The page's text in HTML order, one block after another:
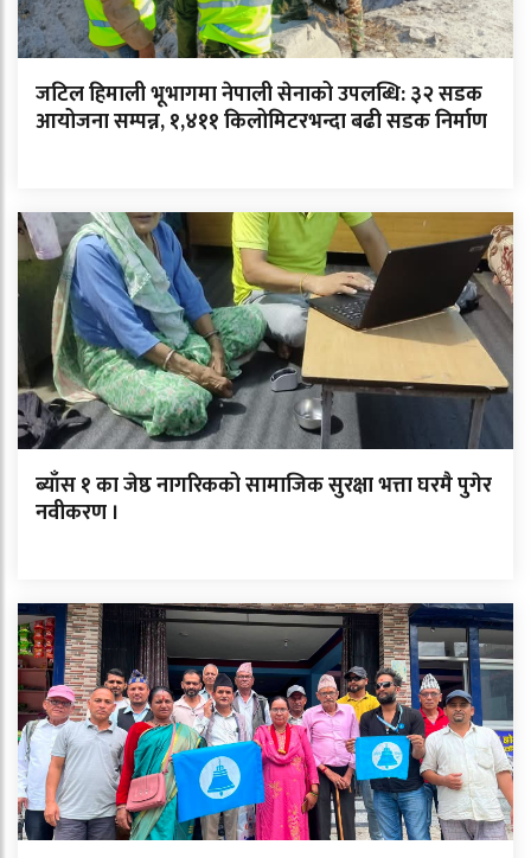
जटिल हिमाली भूभागमा नेपाली सेनाको उपलब्धि: ३२ सडक
आयोजना सम्पन्न, १,४११ किलोमिटरभन्दा बढी सडक निर्माण
ब्याँस १ का जेष्ठ नागरिकको सामाजिक सुरक्षा भत्ता घरमै पुगेर
नवीकरण ।